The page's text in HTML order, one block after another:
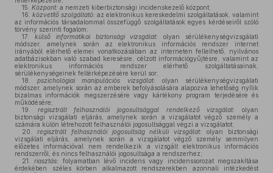
15. Központ: a nemzeti kiberbiztonsági incidenskezelő központ;
16. közvetítő szolgáltató: az elektronikus kereskedelmi szolgáltatások, valamint
az információs társadalommal összefüggő szolgáltatások egyes kérdéseiről szóló
törvény szerinti fogalom;
17.
külső informatikai biztonsági vizsgálat:
olyan sérülékenységvizsgálati
módszer, amelynek során az elektronikus információs rendszer internet
irányából elérhető elemei vonatkozásában az interneten fellelhető, nyilvános
adatbázisokban való szabad keresésre, célzott információgyűjtésre, valamint az
elektronikus információs rendszer elérhető szolgáltatásainak,
sérülékenységeinek feltérképezésére kerül sor;
18.
pszichológiai manipulációs vizsgálat: olyan sérülékenységvizsgálati
módszer, amelynek során az emberek befolyásolására alapozva lehetőség nyílik
bizalmas információk megszerzésére vagy kártékony program terjedésére és
működésére;
19.
regisztrált felhasználói jogosultsággal rendelkező vizsgálat:
olyan
biztonsági vizsgálati eljárás, amelynek során a vizsgálatot végző személy a
számára külön létrehozott felhasználói jogosultsággal végzi a vizsgálatot;
20.
regisztrált felhasználói jogosultság nélküli vizsgálat:
olyan biztonsági
vizsgálati eljárás, amelynek során a vizsgálatot végző személy semmilyen
előzetes információval nem rendelkezik a vizsgált elektronikus információs
rendszerről, és nincs felhasználói jogosultsága a rendszerhez;
21.
riasztás:
folyamatban lévő incidens vagy incidenssorozat megszakítása
érdekében széles körben alkalmazott rendszerekben azonnali intézkedést